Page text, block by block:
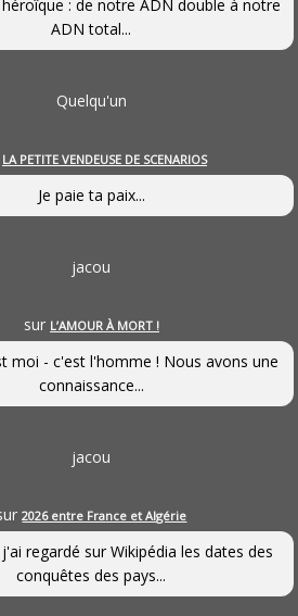
: de notre ADN double à notre
ADN total...
Quelqu'un
LA PETITE VENDEUSE DE SCENARIOS
Je paie ta paix...
jacou
sur L’AMOUR À MORT !
moi - c'est l'homme ! Nous avons une
connaissance...
jacou
2026 entre France et Algérie
regardé sur Wikipédia les dates des
conquêtes des pays...